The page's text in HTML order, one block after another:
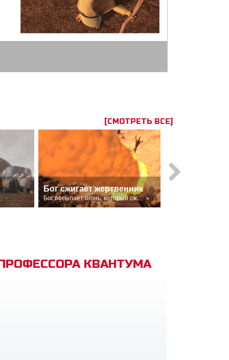
[СМОТРЕТЬ ВСЕ]
огонь на жертвенник.
Бог сжигает жертвенник
Бог посылает огонь, который сжигает до тла жертву и жертвенник.
КВАНТУМА